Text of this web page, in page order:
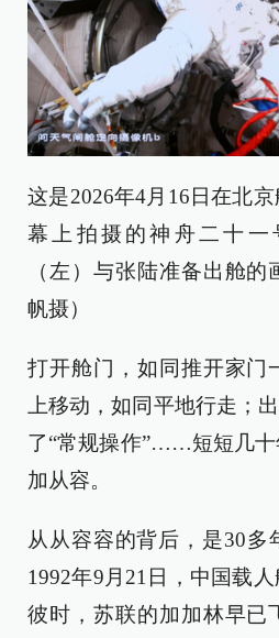
这是2026年4月16日在北
幕上拍摄的神舟二十一
（左）与张陆准备出舱
帆摄）
打开舱门，如同推开家门
上移动，如同平地行走；
了“常规操作”……短短几十
加从容。
从从容容的背后，是30多
1992年9月21日，中国载人
彼时，苏联的加加林早已